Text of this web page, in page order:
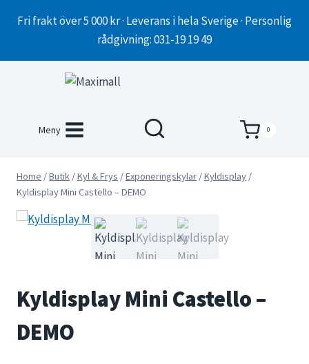
Fri frakt över 5 000 kr · Leverans i hela Sverige · Personlig
rådgivning: 031-19 19 49
Meny 0
Home /Butik /Kyl & Frys /Exponeringskylar /Kyldisplay /
Kyldisplay Mini Castello – DEMO
Kyldisplay Mini Castello –
DEMO